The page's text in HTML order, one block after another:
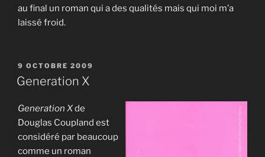
au final un roman qui a des qualités mais qui moi m’a
laissé froid.
PUBLIÉ
LE
9 OCTOBRE 2009
Generation X
Generation Xde
Douglas Coupland est
considéré par beaucoup
comme un roman